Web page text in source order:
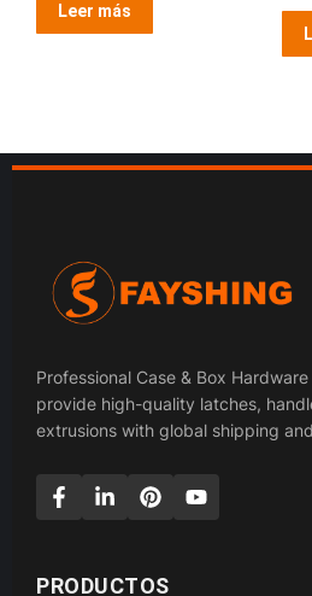
Leer más
Professional Case & Box
provide high-quality latches,
extrusions with global shipping
PRODUCTOS